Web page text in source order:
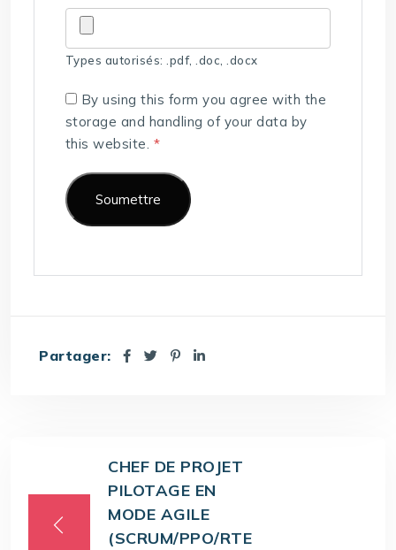
Types autorisés: .pdf, .doc, .docx
By using this form you agree with the
storage and handling of your data by
this website. *
Partager:
CHEF DE PROJET
PILOTAGE EN
MODE AGILE
(SCRUM/PPO/RTE